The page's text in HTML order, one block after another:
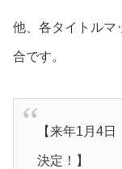
他、各タイトルマ
合です。
【来年1月4
決定！】